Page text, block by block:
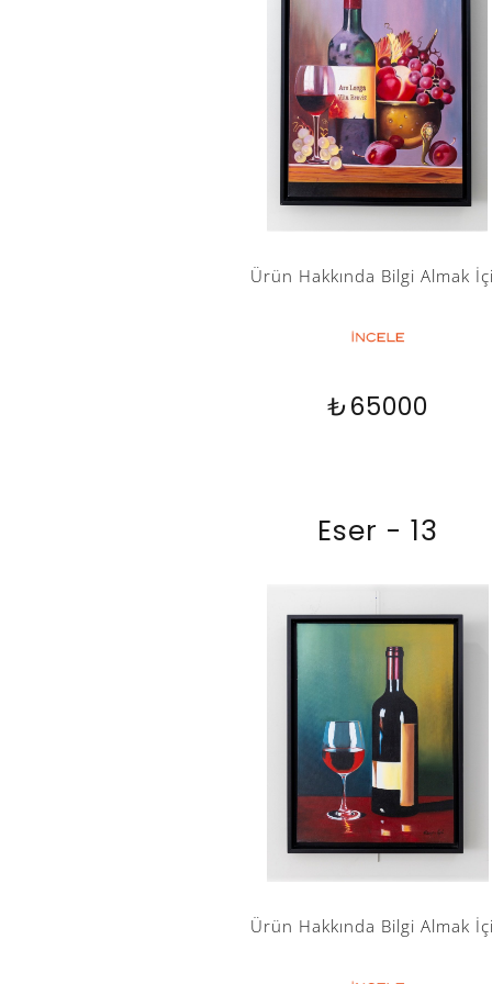
Ürün Hakkında Bilgi Almak
₺65000
Eser - 13
Ürün Hakkında Bilgi Almak